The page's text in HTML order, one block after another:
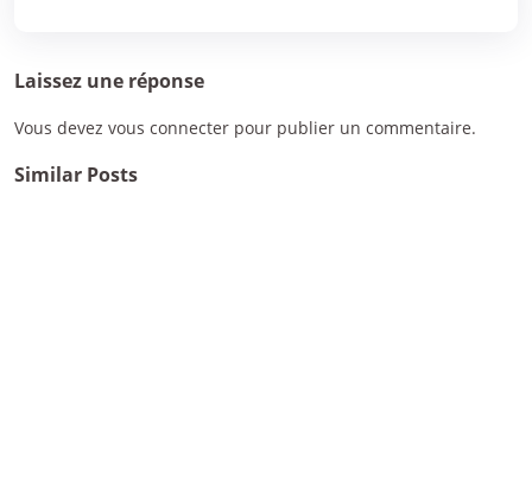
Laissez une réponse
Vous devez vous connecter pour publier un commentaire.
Similar Posts